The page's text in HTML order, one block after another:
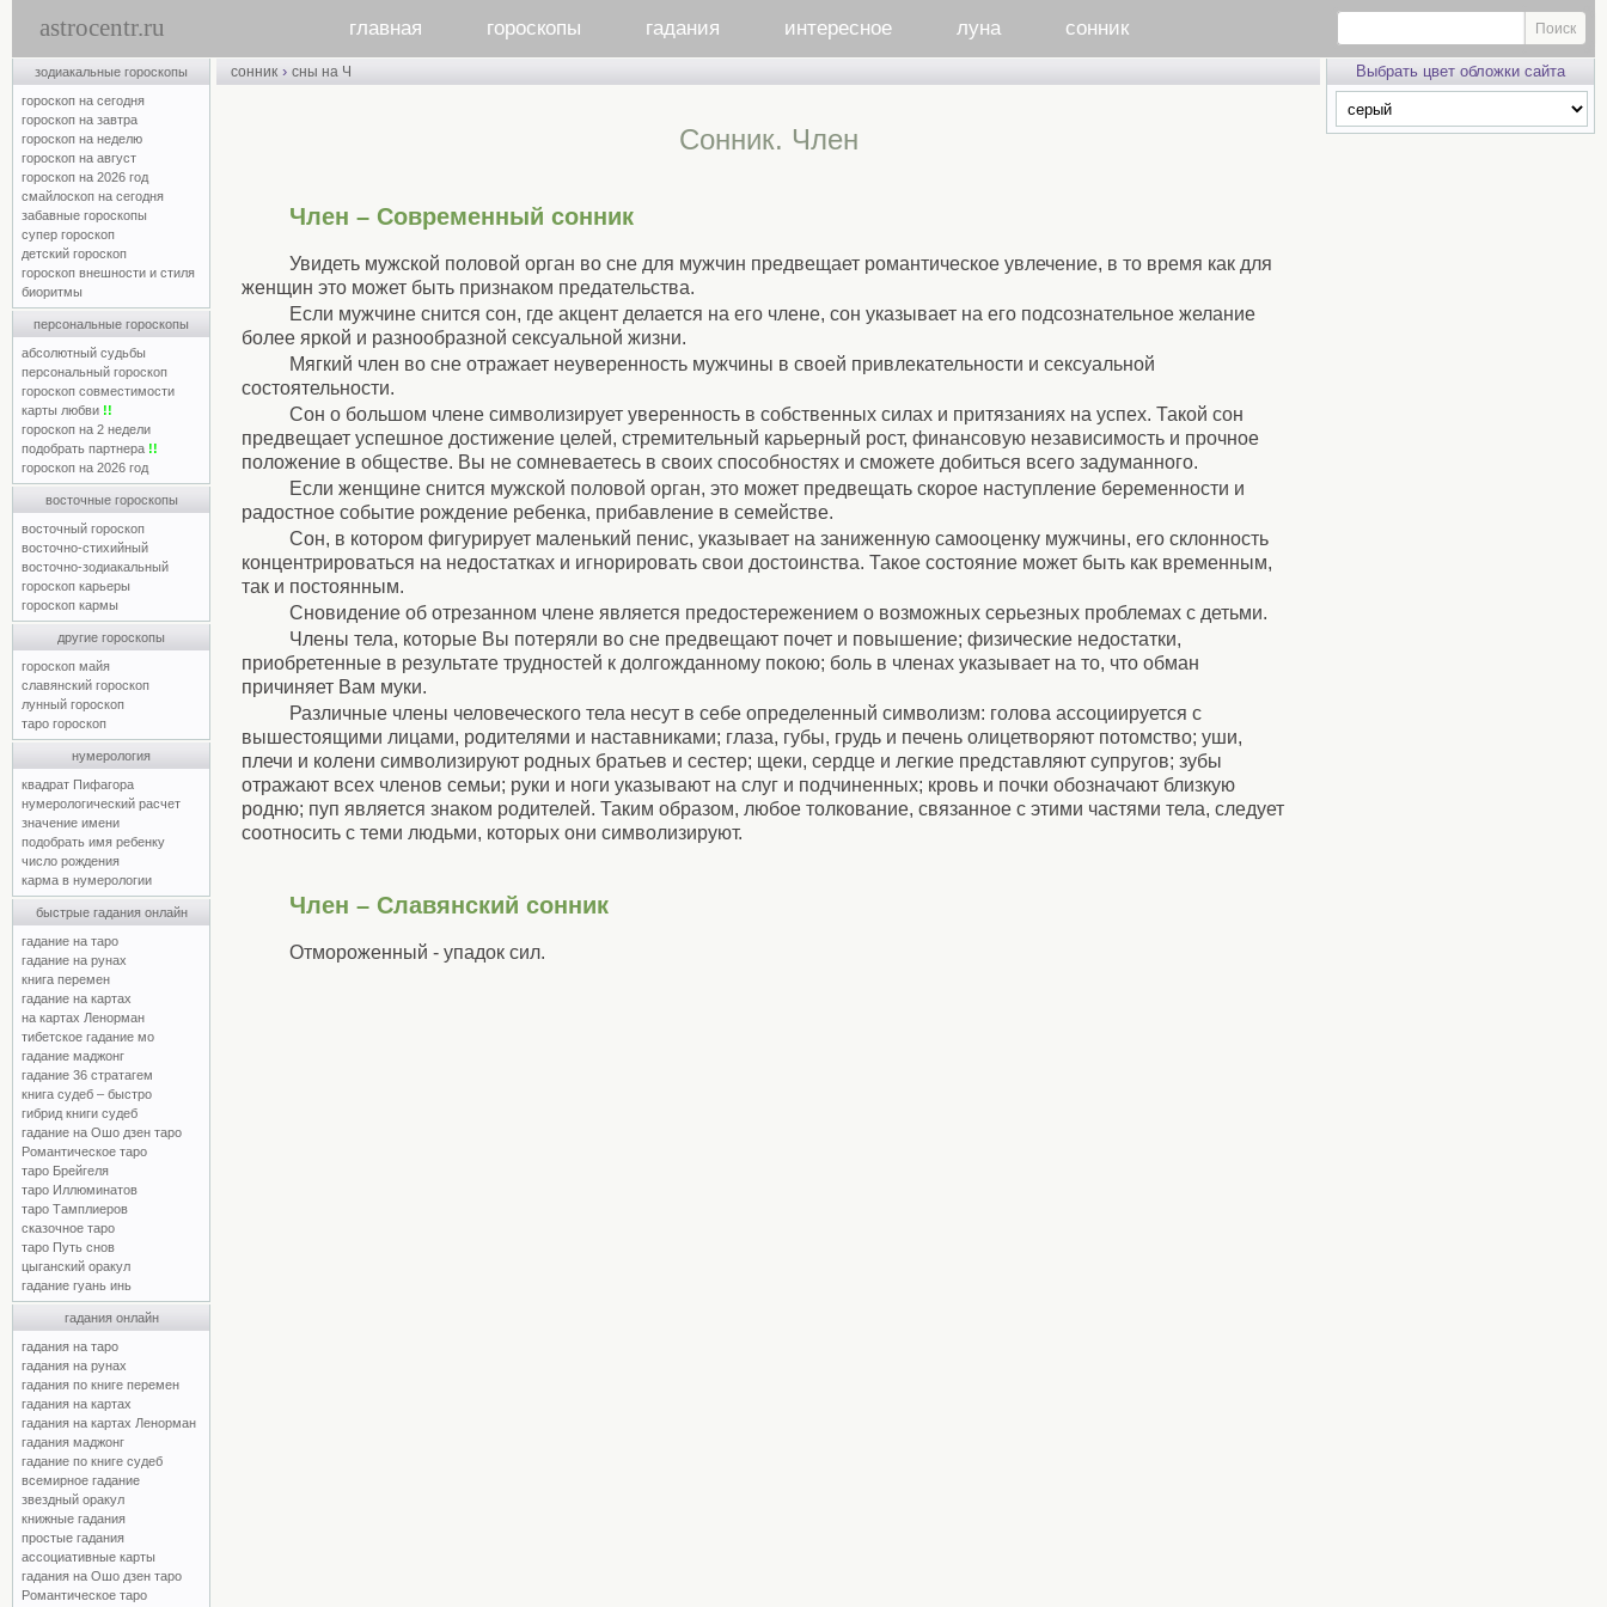
astrocentr.ru главная гороскопы гадания интересное луна сонник
зодиакальные гороскопы
гороскоп на сегодня
гороскоп на завтра
гороскоп на неделю
гороскоп на август
гороскоп на 2026 год
смайлоскоп на сегодня
забавные гороскопы
супер гороскоп
детский гороскоп
гороскоп внешности и стиля
биоритмы
персональные гороскопы
абсолютный судьбы
персональный гороскоп
гороскоп совместимости
карты любви !!
гороскоп на 2 недели
подобрать партнера !!
гороскоп на 2026 год
восточные гороскопы
восточный гороскоп
восточно-стихийный
восточно-зодиакальный
гороскоп карьеры
гороскоп кармы
другие гороскопы
гороскоп майя
славянский гороскоп
лунный гороскоп
таро гороскоп
нумерология
квадрат Пифагора
нумерологический расчет
значение имени
подобрать имя ребенку
число рождения
карма в нумерологии
быстрые гадания онлайн
гадание на таро
гадание на рунах
книга перемен
гадание на картах
на картах Ленорман
тибетское гадание мо
гадание маджонг
гадание 36 стратагем
книга судеб – быстро
гибрид книги судеб
гадание на Ошо дзен таро
Романтическое таро
таро Брейгеля
таро Иллюминатов
таро Тамплиеров
сказочное таро
таро Путь снов
цыганский оракул
гадание гуань инь
гадания онлайн
гадания на таро
гадания на рунах
гадания по книге перемен
гадания на картах
гадания на картах Ленорман
гадания маджонг
гадание по книге судеб
всемирное гадание
звездный оракул
книжные гадания
простые гадания
ассоциативные карты
гадания на Ошо дзен таро
Романтическое таро
сонник › сны на Ч
Cонник. Член
Член – Современный сонник
Увидеть мужской половой орган во сне для мужчин предвещает романтическое увлечение, в то время как для
женщин это может быть признаком предательства.
Если мужчине снится сон, где акцент делается на его члене, сон указывает на его подсознательное желание
более яркой и разнообразной сексуальной жизни.
Мягкий член во сне отражает неуверенность мужчины в своей привлекательности и сексуальной
состоятельности.
Сон о большом члене символизирует уверенность в собственных силах и притязаниях на успех. Такой сон
предвещает успешное достижение целей, стремительный карьерный рост, финансовую независимость и прочное
положение в обществе. Вы не сомневаетесь в своих способностях и сможете добиться всего задуманного.
Если женщине снится мужской половой орган, это может предвещать скорое наступление беременности и
радостное событие рождение ребенка, прибавление в семействе.
Сон, в котором фигурирует маленький пенис, указывает на заниженную самооценку мужчины, его склонность
концентрироваться на недостатках и игнорировать свои достоинства. Такое состояние может быть как временным,
так и постоянным.
Сновидение об отрезанном члене является предостережением о возможных серьезных проблемах с детьми.
Члены тела, которые Вы потеряли во сне предвещают почет и повышение; физические недостатки,
приобретенные в результате трудностей к долгожданному покою; боль в членах указывает на то, что обман
причиняет Вам муки.
Различные члены человеческого тела несут в себе определенный символизм: голова ассоциируется с
вышестоящими лицами, родителями и наставниками; глаза, губы, грудь и печень олицетворяют потомство; уши,
плечи и колени символизируют родных братьев и сестер; щеки, сердце и легкие представляют супругов; зубы
отражают всех членов семьи; руки и ноги указывают на слуг и подчиненных; кровь и почки обозначают близкую
родню; пуп является знаком родителей. Таким образом, любое толкование, связанное с этими частями тела, следует
соотносить с теми людьми, которых они символизируют.
Член – Славянский сонник
Отмороженный - упадок сил.
Выбрать цвет обложки сайта